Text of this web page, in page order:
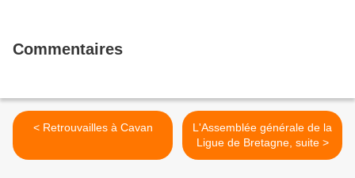
Commentaires
< Retrouvailles à Cavan
L'Assemblée générale de la
Ligue de Bretagne, suite >